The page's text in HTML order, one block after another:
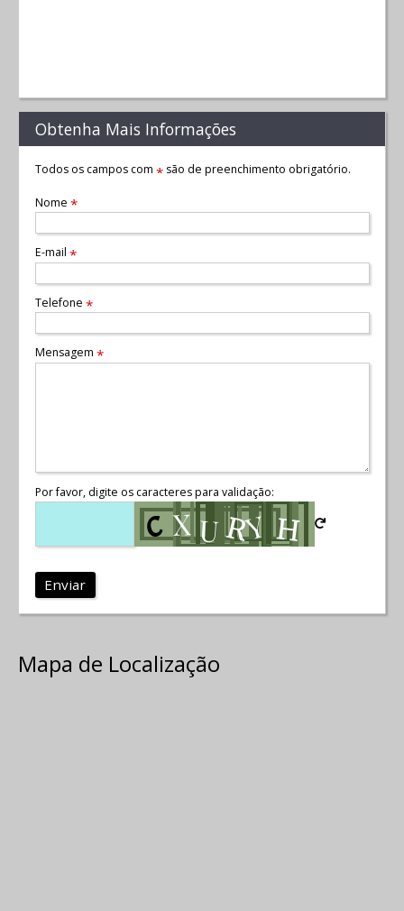
Obtenha Mais Informações
Todos os campos com *são de preenchimento obrigatório.
Nome *
E-mail *
Telefone *
Mensagem *
Por favor, digite os caracteres para validação:
Enviar
Mapa de Localização